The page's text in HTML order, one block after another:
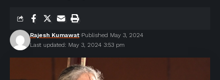
Last updated: May 3, 2024 3:53 pm
Rajesh Kumawat Published May 3, 2024